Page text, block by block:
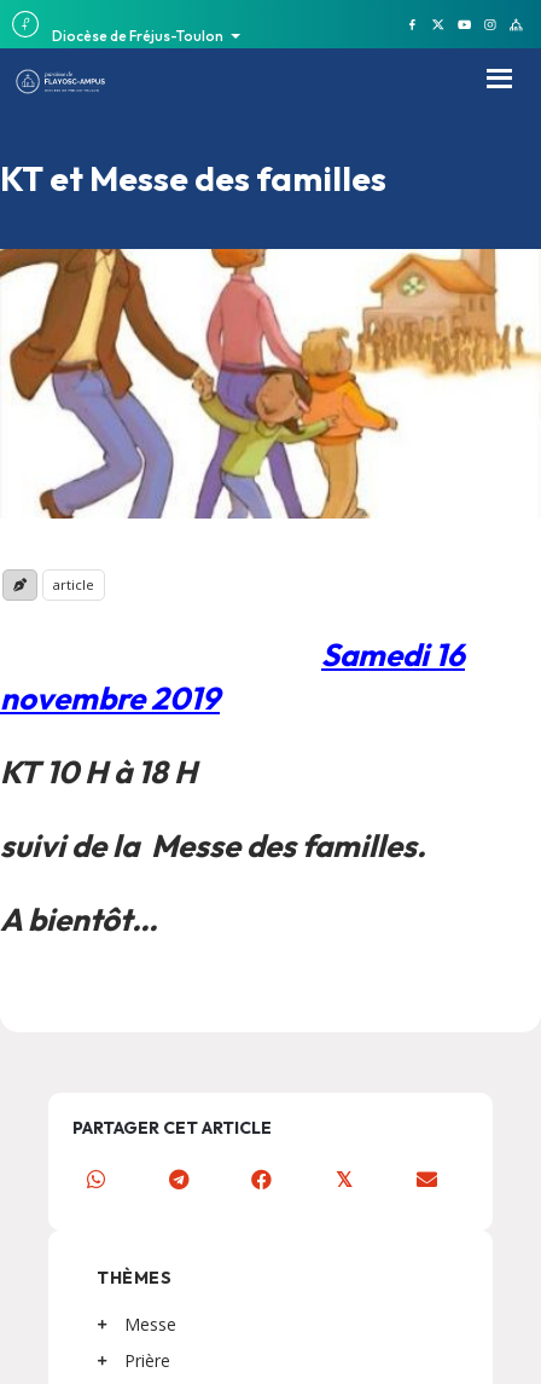
Diocèse de Fréjus-Toulon
KT et Messe des familles
article
Samedi 16
novembre 2019
KT 10 H à 18 H
suivi de la Messe des familles.
A bientôt…
PARTAGER CET ARTICLE
𝕏
THÈMES
Messe
Prière